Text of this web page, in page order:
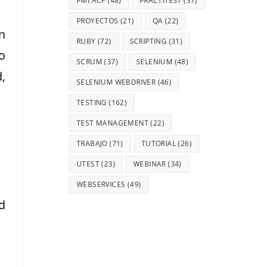
PROYECTOS (21) QA (22)
RUBY (72) SCRIPTING (31)
SCRUM (37) SELENIUM (48)
SELENIUM WEBDRIVER (46)
TESTING (162)
TEST MANAGEMENT(22)
TRABAJO (71) TUTORIAL(26)
UTEST(23) WEBINAR (34)
WEBSERVICES (49)